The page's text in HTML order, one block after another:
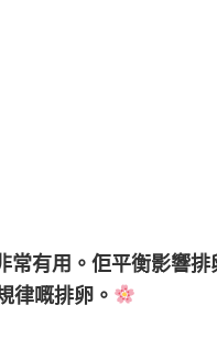
有用。佢平衡影響
律嘅排卵。